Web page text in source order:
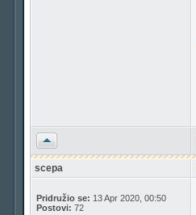
Vrh
scepa
Pridružio se: 13 Apr 2020, 00:50
Postovi: 72